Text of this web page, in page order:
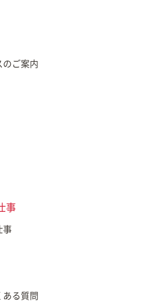
ご案内
事
事
る質問